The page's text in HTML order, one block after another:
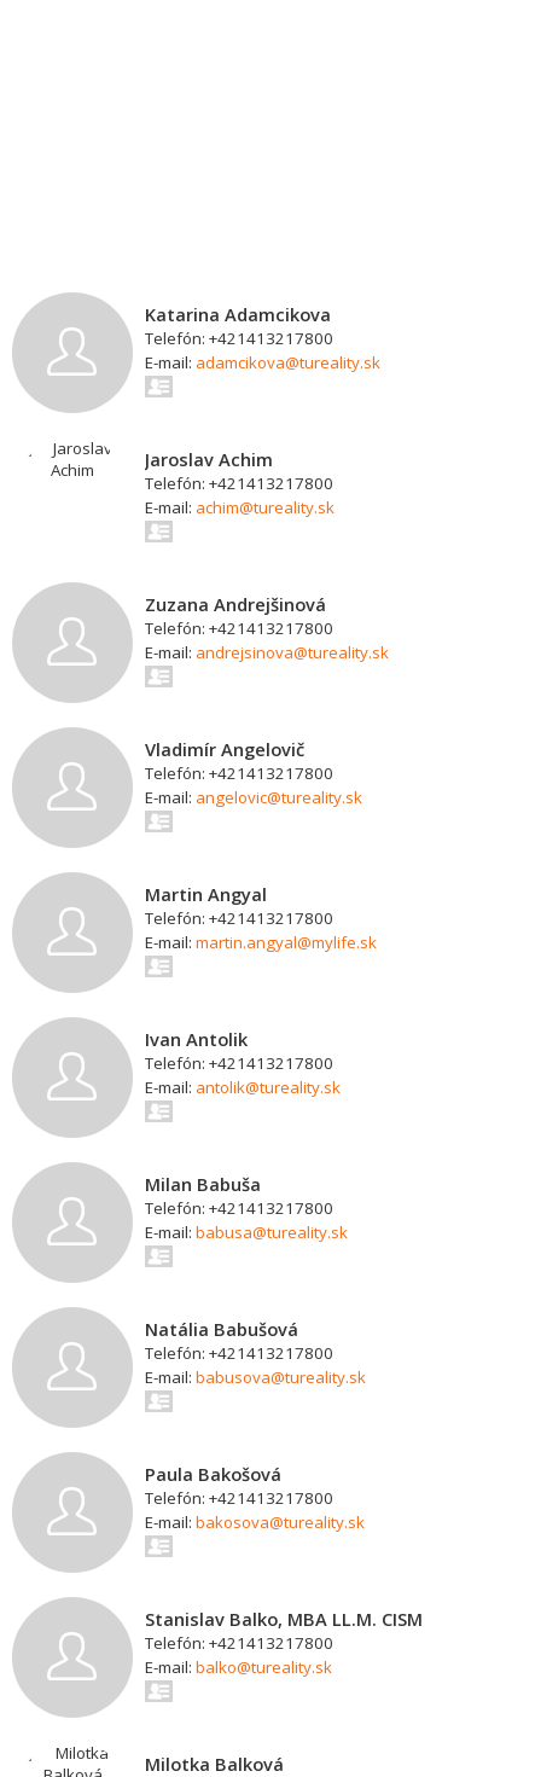
Katarina Adamcikova
Telefón: +421413217800
E-mail: adamcikova@tureality.sk
Jaroslav Achim
Telefón: +421413217800
E-mail: achim@tureality.sk
Zuzana Andrejšinová
Telefón: +421413217800
E-mail: andrejsinova@tureality.sk
Vladimír Angelovič
Telefón: +421413217800
E-mail: angelovic@tureality.sk
Martin Angyal
Telefón: +421413217800
E-mail: martin.angyal@mylife.sk
Ivan Antolik
Telefón: +421413217800
E-mail: antolik@tureality.sk
Milan Babuša
Telefón: +421413217800
E-mail: babusa@tureality.sk
Natália Babušová
Telefón: +421413217800
E-mail: babusova@tureality.sk
Paula Bakošová
Telefón: +421413217800
E-mail: bakosova@tureality.sk
Stanislav Balko, MBA LL.M. CISM
Telefón: +421413217800
E-mail: balko@tureality.sk
Milotka Balková